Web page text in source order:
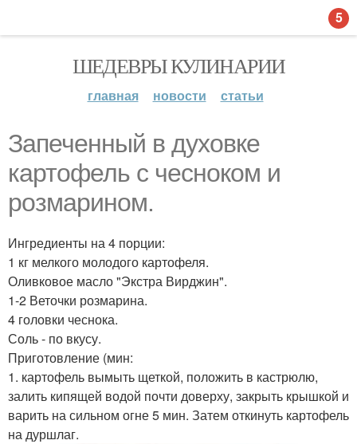
ШЕДЕВРЫ КУЛИНАРИИ
главная новости статьи
Запеченный в духовке
картофель с чесноком и
розмарином.
Ингредиенты на 4 порции:
1 кг мелкого молодого картофеля.
Оливковое масло "Экстра Вирджин".
1-2 Веточки розмарина.
4 головки чеснока.
Соль - по вкусу.
Приготовление (мин:
1. картофель вымыть щеткой, положить в кастрюлю,
залить кипящей водой почти доверху, закрыть крышкой и
варить на сильном огне 5 мин. Затем откинуть картофель
на дуршлаг.
5